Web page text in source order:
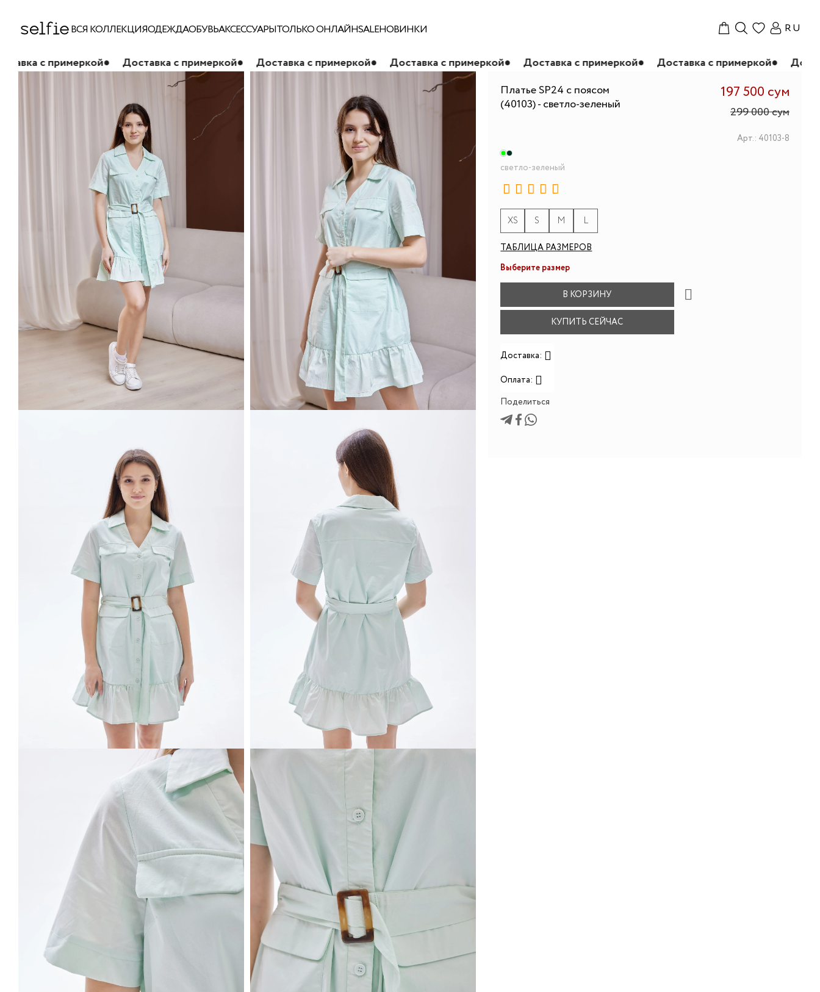
ВСЯ КОЛЛЕКЦИЯОДЕЖДАОБУВЬАКСЕССУАРЫТОЛЬКО ОНЛАЙНSALEНОВИНКИ RU
● Доставка с примеркой● Доставка с примеркой● Доставка с примеркой● Доставка с примеркой● Доставка с примеркой●
Доставка с
Платье SP24 с поясом
(40103) - светло-зеленый
197 500 сум
299 000 сум
Арт.: 40103-8
светло-зеленый
XS S M L
ТАБЛИЦА РАЗМЕРОВ
Выберите размер
В КОРЗИНУ
КУПИТЬ СЕЙЧАС
Доставка:
Оплата:
Поделиться